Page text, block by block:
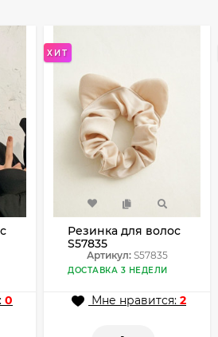
0
ХИТ
Резинка для волос
S57835
Артикул:S57835
ДОСТАВКА 3 НЕДЕЛИ
Мне нравится: 2